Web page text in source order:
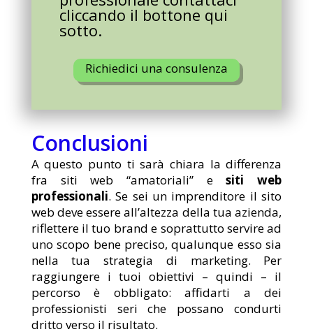
cliccando il bottone qui
sotto.
Richiedici una consulenza
Conclusioni
A questo punto ti sarà chiara la differenza
fra siti web “amatoriali” esiti web
professionali. Se sei un imprenditore il sito
web deve essere all’altezza della tua azienda,
riflettere il tuo brand e soprattutto servire ad
uno scopo bene preciso, qualunque esso sia
nella tua strategia di marketing. Per
raggiungere i tuoi obiettivi – quindi – il
percorso è obbligato: affidarti a dei
professionisti seri che possano condurti
dritto verso il risultato.